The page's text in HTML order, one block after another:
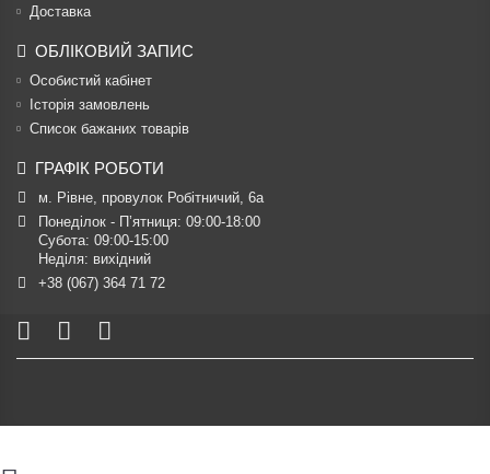
Доставка
ОБЛІКОВИЙ ЗАПИС
Особистий кабінет
Історія замовлень
Список бажаних товарів
ГРАФІК РОБОТИ
м. Рівне, провулок Робітничий, 6а
Понеділок - П’ятниця: 09:00-18:00
Субота: 09:00-15:00
Неділя: вихідний
+38 (067) 364 71 72